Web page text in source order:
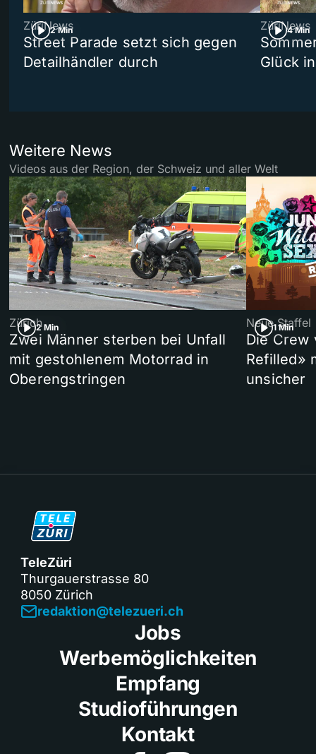
2 Min
ZüriNews
Street Parade setzt sich gegen
Detailhändler durch
4 Min
ZüriNews
Glück
Weitere News
Videos aus der Region, der Schweiz und aller Welt
2 Min
Zürich
Zwei Männer sterben bei Unfall
mit gestohlenem Motorrad in
Oberengstringen
1 Min
Neue Staffel
Die Crew
Refilled»
unsicher
TeleZüri
Thurgauerstrasse 80
8050 Zürich
redaktion@telezueri.ch
Jobs
Werbemöglichkeiten
Empfang
Studioführungen
Kontakt